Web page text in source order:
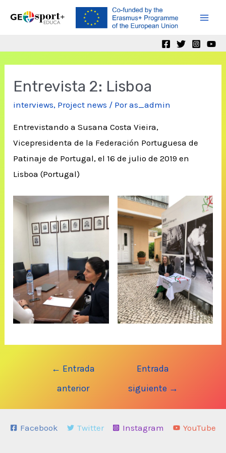
Entrevista 2: Lisboa
interviews, Project news / Poras_admin
Entrevistando a Susana Costa Vieira,
Vicepresidenta de la Federación Portuguesa de
Patinaje de Portugal, el 16 de julio de 2019 en
Lisboa (Portugal)
Navegación
← Entrada
anterior
Entrada
siguiente →
Facebook Twitter Instagram YouTube